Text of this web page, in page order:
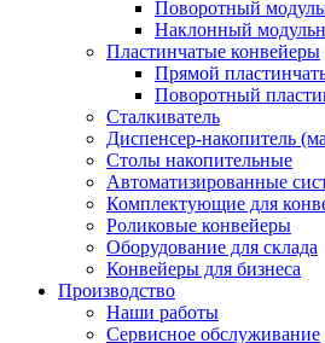
Поворотный
Наклонный
Пластинчатые конвейеры
Прямой
Поворотный
Сталкиватель
Диспенсер-накопитель
Столы накопительные
Автоматизированные
Комплектующие для
Роликовые конвейеры
Оборудование для склада
Конвейеры для бизнеса
Производство
Наши работы
Сервисное обслуживание